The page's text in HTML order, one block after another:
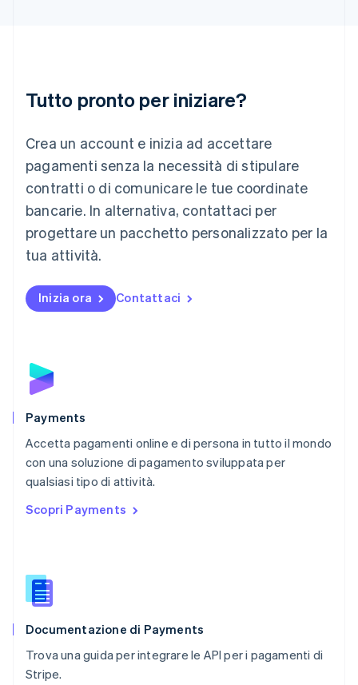
Tutto pronto per iniziare?
Crea un account e inizia ad accettare
pagamenti senza la necessità di stipulare
contratti o di comunicare le tue coordinate
bancarie. In alternativa, contattaci per
progettare un pacchetto personalizzato per la
tua attività.
Inizia ora Contattaci
Payments
Accetta pagamenti online e di persona in tutto il mondo
con una soluzione di pagamento sviluppata per
qualsiasi tipo di attività.
Scopri Payments
Documentazione di Payments
Trova una guida per integrare le API per i pagamenti di
Stripe.
Lituania
Lussemburgo
Deutsch English
Malaysia
English 简体中文
Malta
Messico
EspañolEnglish
English
Nuova Zelanda
Polonia
English
Português
English简体中文
Regno Unito
English
English
English
Slovacchia
Slovenia
Spagna
Español